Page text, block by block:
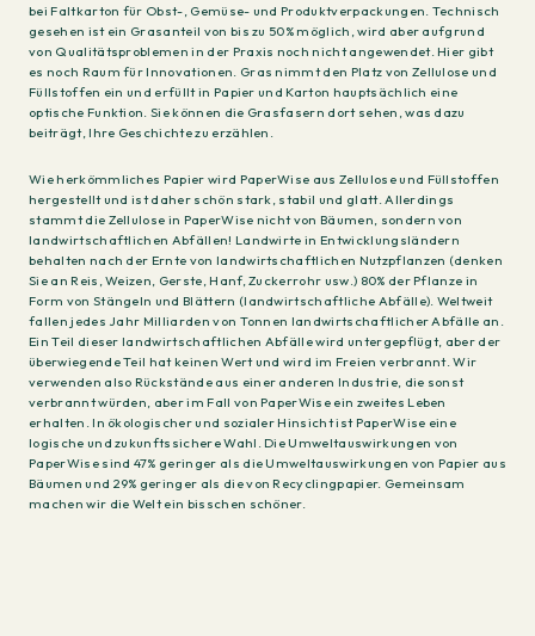
bei Faltkarton für Obst-, Gemüse- und Produktverpackungen. Technisch
gesehen ist ein Grasanteil von bis zu 50% möglich, wird aber aufgrund
von Qualitätsproblemen in der Praxis noch nicht angewendet. Hier gibt
es noch Raum für Innovationen. Gras nimmt den Platz von Zellulose und
Füllstoffen ein und erfüllt in Papier und Karton hauptsächlich eine
optische Funktion. Sie können die Grasfasern dort sehen, was dazu
beiträgt, Ihre Geschichte zu erzählen.
Wie herkömmliches Papier wird PaperWise aus Zellulose und Füllstoffen
hergestellt und ist daher schön stark, stabil und glatt. Allerdings
stammt die Zellulose in PaperWise nicht von Bäumen, sondern von
landwirtschaftlichen Abfällen! Landwirte in Entwicklungsländern
behalten nach der Ernte von landwirtschaftlichen Nutzpflanzen (denken
Sie an Reis, Weizen, Gerste, Hanf, Zuckerrohr usw.) 80% der Pflanze in
Form von Stängeln und Blättern (landwirtschaftliche Abfälle). Weltweit
fallen jedes Jahr Milliarden von Tonnen landwirtschaftlicher Abfälle an.
Ein Teil dieser landwirtschaftlichen Abfälle wird untergepflügt, aber der
überwiegende Teil hat keinen Wert und wird im Freien verbrannt. Wir
verwenden also Rückstände aus einer anderen Industrie, die sonst
verbrannt würden, aber im Fall von PaperWise ein zweites Leben
erhalten. In ökologischer und sozialer Hinsicht ist PaperWise eine
logische und zukunftssichere Wahl. Die Umweltauswirkungen von
PaperWise sind 47% geringer als die Umweltauswirkungen von Papier aus
Bäumen und 29% geringer als die von Recyclingpapier. Gemeinsam
machen wir die Welt ein bisschen schöner.